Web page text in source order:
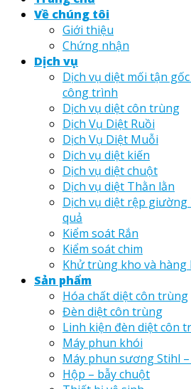
Về chúng tôi
Giới thiệu
Chứng nhận
Dịch vụ
Dịch vụ diệt mối tận
công trình
Dịch vụ diệt côn trùng
Dịch Vụ Diệt Ruồi
Dịch Vụ Diệt Muỗi
Dịch vụ diệt kiến
Dịch vụ diệt chuột
Dịch vụ diệt Thằn lằn
Dịch vụ diệt rệp giường
quả
Kiểm soát Rắn
Kiểm soát chim
Khử trùng kho và hàng
Sản phẩm
Hóa chất diệt côn trùng
Đèn diệt côn trùng
Linh kiện đèn diệt côn
Máy phun khói
Máy phun sương Stihl –
Hộp – bẫy chuột